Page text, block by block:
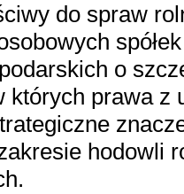
do spraw
o
których prawa z
hodowli